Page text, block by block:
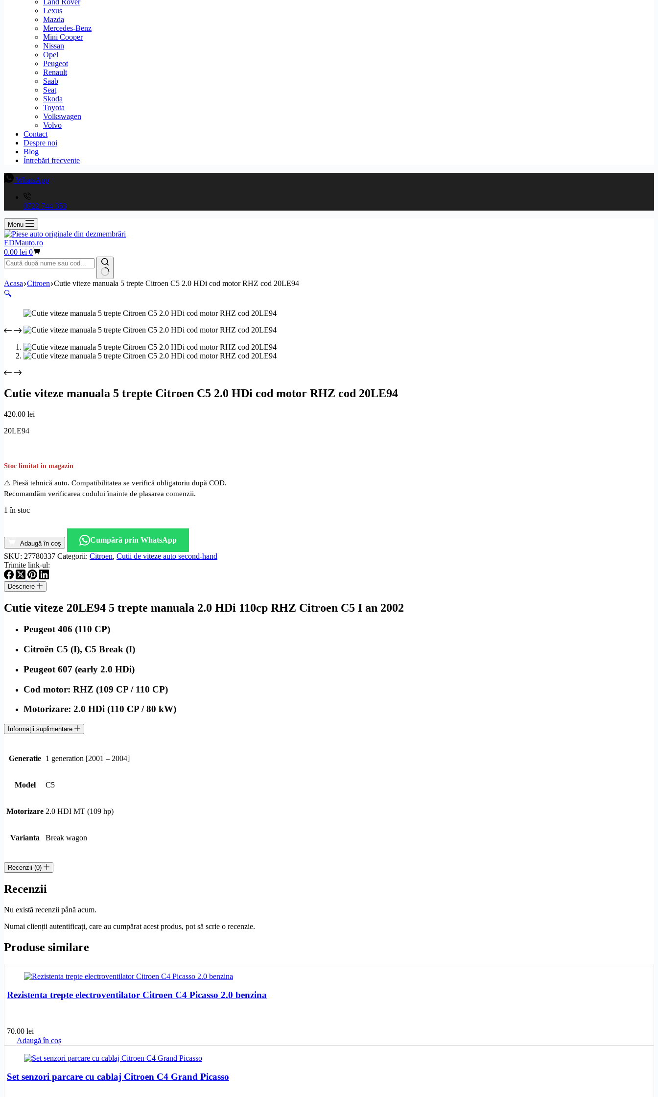
Land Rover
Lexus
Mazda
Mercedes-Benz
Mini Cooper
Nissan
Opel
Peugeot
Renault
Saab
Seat
Skoda
Toyota
Volkswagen
Volvo
Contact
Despre noi
Blog
Întrebări frecvente
WhatsApp
0722 744 353
Menu
EDMauto.ro
Coș
de
cumpărături
0.00 lei 0
Niciun
rezultat
Acasa Citroen Cutie viteze manuala 5 trepte Citroen C5 2.0 HDi cod motor RHZ cod 20LE94
🔍
Cutie viteze manuala 5 trepte Citroen C5 2.0 HDi cod motor RHZ cod 20LE94
420.00 lei
20LE94
Stoc limitat în magazin
⚠️ Piesă tehnică auto. Compatibilitatea se verifică obligatoriu după COD.
Recomandăm verificarea codului înainte de plasarea comenzii.
1 în stoc
Cutie
viteze
manuala
5
trepte
Citroen
C5
HDi
cod
RHZ
20LE94
Adaugă în coș
Cumpără prin WhatsApp
SKU: 27780337 Categorii: Citroen, Cutii de viteze auto second-hand
Trimite link-ul:
Descriere
Cutie viteze 20LE94 5 trepte manuala 2.0 HDi 110cp RHZ Citroen C5 I an 2002
Peugeot 406 (110 CP)
Citroën C5 (I), C5 Break (I)
Peugeot 607 (early 2.0 HDi)
Cod motor: RHZ (109 CP / 110 CP)
Motorizare: 2.0 HDi (110 CP / 80 kW)
Informații suplimentare
Generatie 1 generation [2001 – 2004]
Model C5
Motorizare 2.0 HDI MT (109 hp)
Varianta Break wagon
Recenzii (0)
Recenzii
Nu există recenzii până acum.
Numai clienții autentificați, care au cumpărat acest produs, pot să scrie o recenzie.
Produse similare
Rezistenta trepte electroventilator Citroen C4 Picasso 2.0 benzina
70.00 lei
Adaugă în coș
Set senzori parcare cu cablaj Citroen C4 Grand Picasso